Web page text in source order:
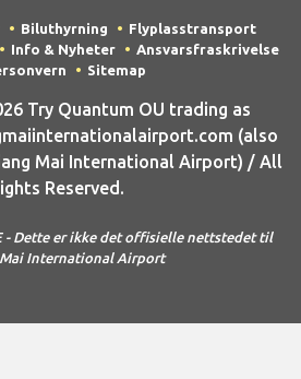
Biluthyrning
Flyplasstransport
Info & Nyheter
Ansvarsfraskrivelse
Sitemap
Try Quantum OU trading as
(also
Mai International Airport) / All
Reserved.
- Dette er ikke det offisielle nettstedet til
International Airport